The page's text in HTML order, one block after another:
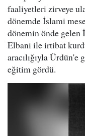
faaliyetleri zirveye
dönemde İslami
dönemin önde gelen
Elbani ile irtibat
aracılığıyla
eğitim gördü.